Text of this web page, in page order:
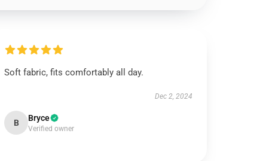
Soft fabric, fits comfortably all day.
Dec 2, 2024
B Bryce
Verified owner